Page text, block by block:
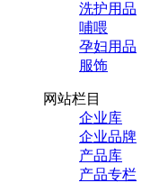
洗护用品
哺喂
孕妇用品
服饰
网站栏目
企业库
企业品牌
产品库
产品专栏